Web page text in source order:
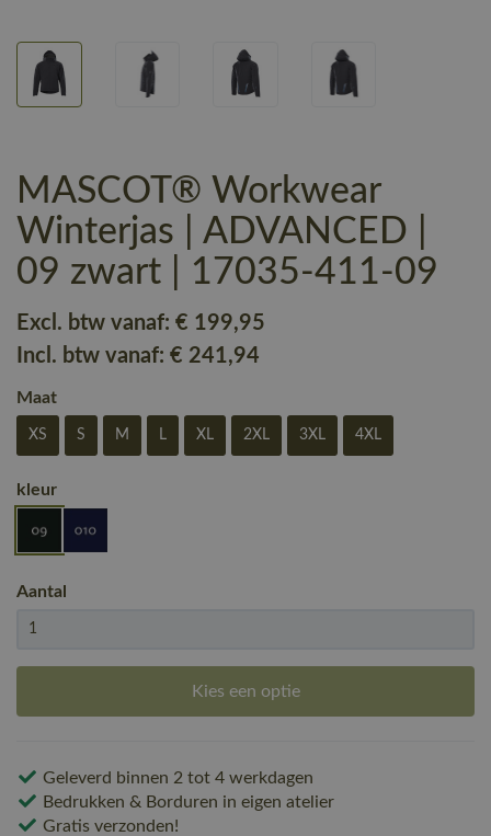
MASCOT® Workwear
Winterjas | ADVANCED |
09 zwart | 17035-411-09
Excl. btw vanaf: € 199,95
Incl. btw vanaf: € 241,94
Maat
XS S M L XL 2XL 3XL 4XL
kleur
Aantal
Kies een optie
Geleverd binnen 2 tot 4 werkdagen
Bedrukken & Borduren in eigen atelier
Gratis verzonden!